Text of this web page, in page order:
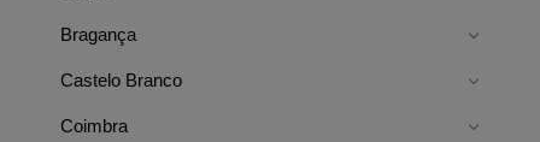
Bragança
Castelo Branco
Coimbra